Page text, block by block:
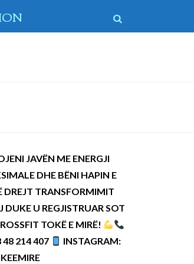
JAVËN ME ENERGJI
DHE BËNI HAPIN E
DREJT TRANSFORMIMIT
DUKE U REGJISTRUAR SOT
TOKË E MIRË!
48 214 407
INSTAGRAM: